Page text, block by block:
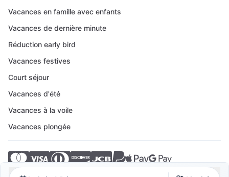
Vacances en famille avec enfants
Vacances de dernière minute
Réduction early bird
Vacances festives
Court séjour
Vacances d'été
Vacances à la voile
Vacances plongée
© 2026 Crovillas GmbH